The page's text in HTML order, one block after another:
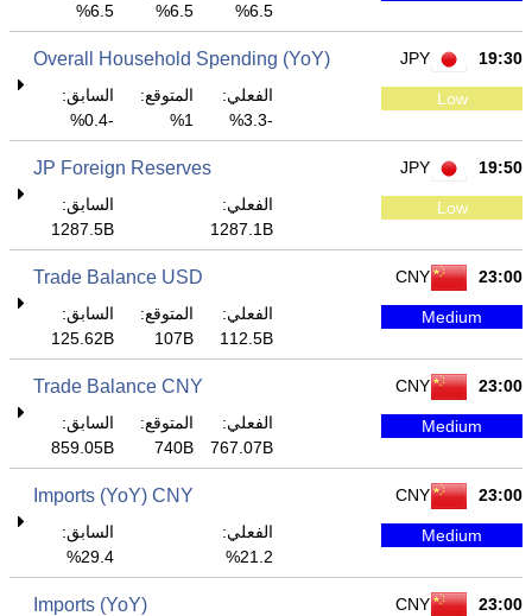
6.5%
6.5%
6.5%
19:30
JPY
Overall Household Spending (YoY)
Low
الفعلي:
-3.3%
المتوقع:
1%
السابق:
-0.4%
19:50
JPY
JP Foreign Reserves
Low
الفعلي:
1287.1B
السابق:
1287.5B
23:00
CNY
Trade Balance USD
Medium
الفعلي:
112.5B
المتوقع:
107B
السابق:
125.62B
23:00
CNY
Trade Balance CNY
Medium
الفعلي:
767.07B
المتوقع:
740B
السابق:
859.05B
23:00
CNY
Imports (YoY) CNY
Medium
الفعلي:
21.2%
السابق:
29.4%
23:00
CNY
Imports (YoY)